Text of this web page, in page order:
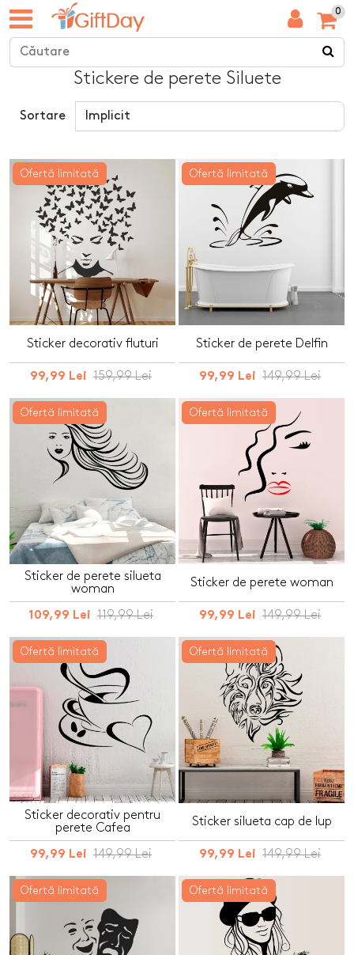
0
Stickere de perete Siluete
Sortare
Ofertă limitată
Sticker decorativ fluturi
99,99 Lei 159,99 Lei
Ofertă limitată
Sticker de perete Delfin
99,99 Lei 149,99 Lei
Ofertă limitată
Sticker de perete silueta
woman
109,99 Lei 119,99 Lei
Ofertă limitată
Sticker de perete woman
99,99 Lei 149,99 Lei
Ofertă limitată
Sticker decorativ pentru
perete Cafea
99,99 Lei 149,99 Lei
Ofertă limitată
Sticker silueta cap de lup
99,99 Lei 149,99 Lei
Ofertă limitată Ofertă limitată